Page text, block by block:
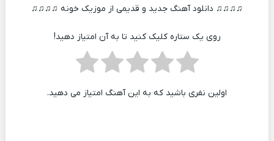
♫♫♫♫ دانلود آهنگ جدید و قدیمی از موزیک خونه ♫♫♫♫
روی یک ستاره کلیک کنید تا به آن امتیاز دهید!
اولین نفری باشید که به این آهنگ امتیاز می دهید.